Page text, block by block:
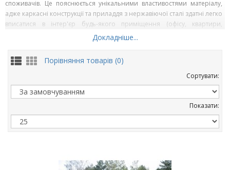
споживачів. Це пояснюється унікальними властивостями матеріалу,
адже каркасні конструкції та приладдя з нержавіючої сталі здатні легко
вписатися в інтер'єр будь-якого приміщення (офісу, квартири,
приватного будинку, адміністративної будівлі), а вироби з харчової
нержавіючої сталі - в дизайн будь-якого ресторану, кафе, їдальні або
бару. .
використовується для виготовлення різноманітних виробів: поручнів,
перил, огорож, вхідних груп, відбійників і т.д. До відмінних
характеристик матеріалу варто віднести підвищену стійкість до будь-
вигляд і спеціальне дзеркальне полірування дозволяють гармонійно
Докладніше...
Порівняння товарів (0)
Сортувати:
Показати: